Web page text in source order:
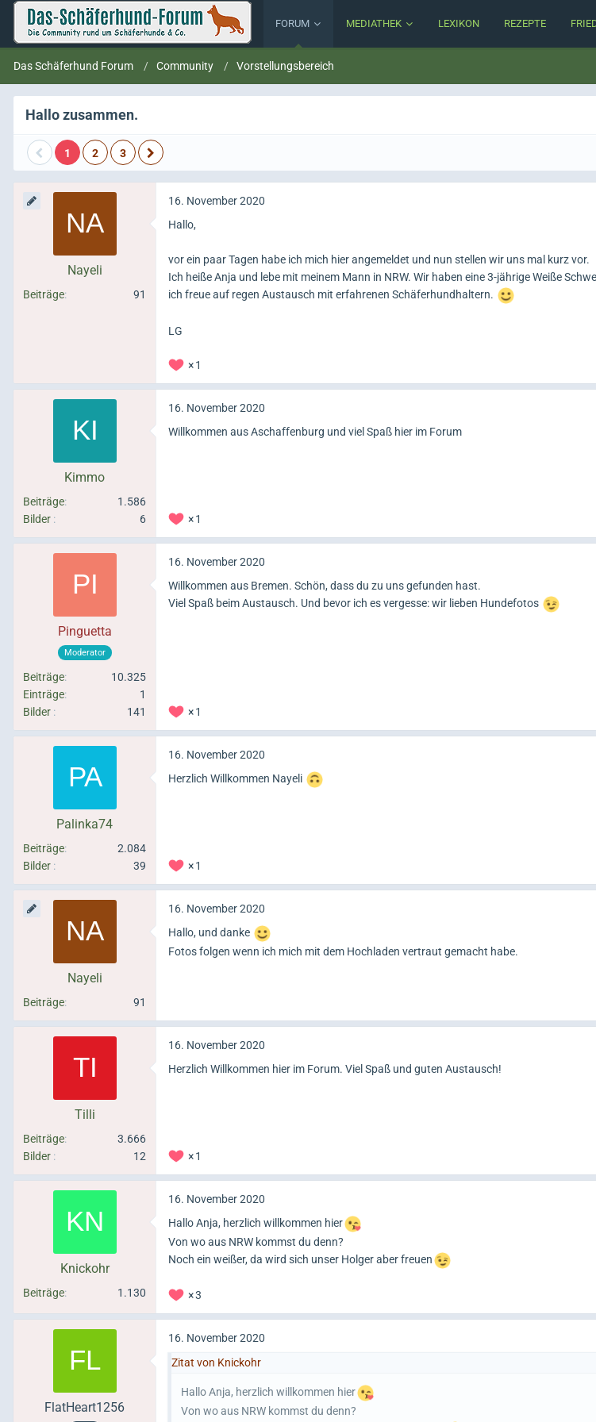
FORUM MEDIATHEK LEXIKON REZEPTE
Das Schäferhund Forum Community Vorstellungsbereich
Hallo zusammen.
1 2 3
Nayeli
Beiträge 91
16. November 2020
Hallo,
vor ein paar Tagen habe ich mich hier angemeldet und nun stellen wir uns mal kurz vor.
Ich heiße Anja und lebe mit meinem Mann in NRW. Wir haben eine 3-jährige Weiße
ich freue auf regen Austausch mit erfahrenen Schäferhundhaltern.
LG
1
Kimmo
Beiträge
1.586
Bilder
6
16. November 2020
Willkommen aus Aschaffenburg und viel Spaß hier im Forum
1
Pinguetta
Moderator
Beiträge
10.325
Einträge
1
Bilder
141
16. November 2020
Willkommen aus Bremen. Schön, dass du zu uns gefunden hast.
Viel Spaß beim Austausch. Und bevor ich es vergesse: wir lieben Hundefotos
1
Palinka74
Beiträge
2.084
Bilder
39
16. November 2020
Herzlich Willkommen Nayeli
1
Nayeli
Beiträge 91
16. November 2020
Hallo, und danke
Fotos folgen wenn ich mich mit dem Hochladen vertraut gemacht habe.
Tilli
Beiträge
3.666
Bilder
12
16. November 2020
Herzlich Willkommen hier im Forum. Viel Spaß und guten Austausch!
1
Knickohr
Beiträge 1.130
16. November 2020
Hallo Anja, herzlich willkommen hier
Von wo aus NRW kommst du denn?
Noch ein weißer, da wird sich unser Holger aber freuen
3
FlatHeart1256
16. November 2020
Zitat von Knickohr
Hallo Anja, herzlich willkommen hier
Von wo aus NRW kommst du denn?